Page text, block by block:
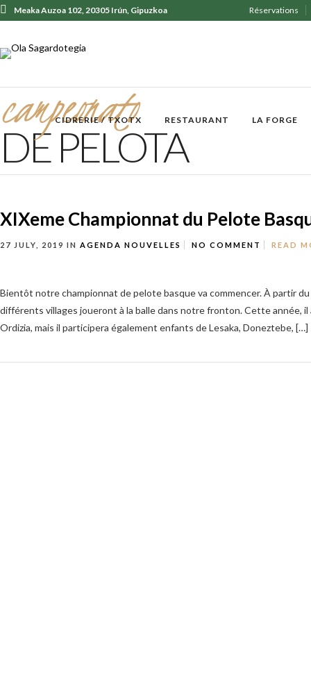
Réservations
Meaka Auzoa 102, 20305 Irún, Gipuzkoa
CIDRERIE / TXOTX RESTAURANT LA FORGE
campeonato
DE PELOTA
XIXeme Championnat du Pelote
27 JULY, 2019 IN AGENDA NOUVELLES NO COMMENT READ
Bientôt notre championnat de pelote basque va commencer. À partir
différents villages joueront à la balle dans notre fronton. Cette année, il
Ordizia, mais il participera également enfants de Lesaka, Doneztebe, […]